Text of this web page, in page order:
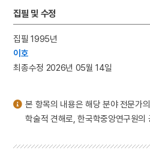
1 금성대군
2
3 세종
5 묘청의 난
6 시화호
집필 및 수정
집필 1995년
이호
최종수정 2026년 05월 14일
본 항목의 내용은 해당 분야 전문가
학술적 견해로, 한국학중앙연구원의